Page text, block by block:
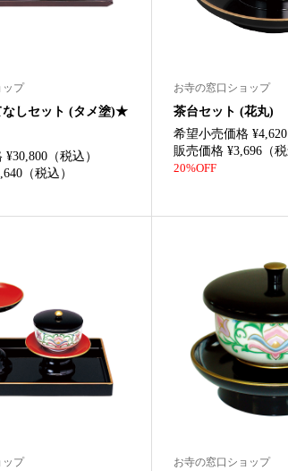
ップ
なしセット (タメ塗)★
（税込）
（税込）
お寺の窓口ショップ
茶台セット (花丸)
希望小売価格 ¥4,620
販売価格 ¥3,696（税
20%OFF
ップ お寺の窓口ショップ